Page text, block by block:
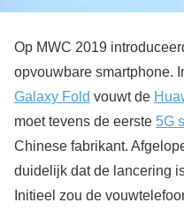
Op MWC 2019
opvouwbare smartphone.
Galaxy Fold vouwt de
moet tevens de eerste 5G
Chinese fabrikant.
duidelijk dat de lancering
Initieel zou de